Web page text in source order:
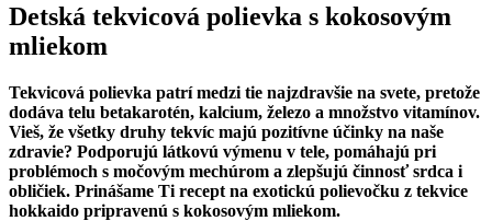
Detská tekvicová polievka s kokosovým
mliekom
Tekvicová polievka patrí medzi tie najzdravšie na svete, pretože
dodáva telu betakarotén, kalcium, železo a množstvo vitamínov.
Vieš, že všetky druhy tekvíc majú pozitívne účinky na naše
zdravie? Podporujú látkovú výmenu v tele, pomáhajú pri
problémoch s močovým mechúrom a zlepšujú činnosť srdca i
obličiek. Prinášame Ti recept na exotickú polievočku z tekvice
hokkaido pripravenú s kokosovým mliekom.